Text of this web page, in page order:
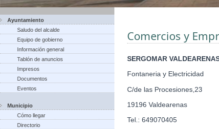
Ayuntamiento
Saludo del alcalde
Equipo de gobierno
Información general
Tablón de anuncios
Impresos
Documentos
Eventos
Municipio
Cómo llegar
Directorio
Comercios y
SERGOMAR
Fontaneria y Electricidad
C/de las Procesiones,23
19196 Valdearenas
Tel.: 649070405